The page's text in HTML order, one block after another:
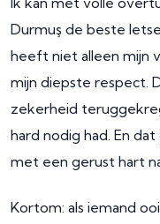
Durmuş de beste
heeft niet alleen mijn
mijn diepste respect.
zekerheid
hard nodig had. En
met een gerust hart
Kortom: als iemand